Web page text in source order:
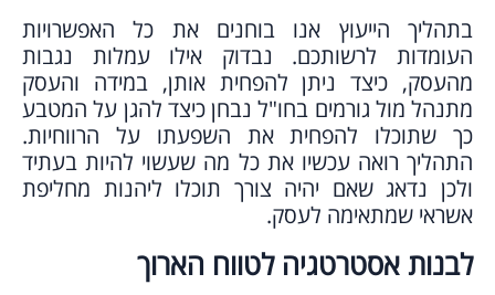
בתהליך הייעוץ אנו בוחנים את כל האפשרויות
העומדות לרשותכם. נבדוק אילו עמלות נגבות
מהעסק, כיצד ניתן להפחית אותן, במידה והעסק
מתנהל מול גורמים בחו"ל נבחן כיצד להגן על המטבע
כך שתוכלו להפחית את השפעתו על הרווחיות.
התהליך רואה עכשיו את כל מה שעשוי להיות בעתיד
ולכן נדאג שאם יהיה צורך תוכלו ליהנות מחליפת
אשראי שמתאימה לעסק.
לבנות אסטרטגיה לטווח הארוך